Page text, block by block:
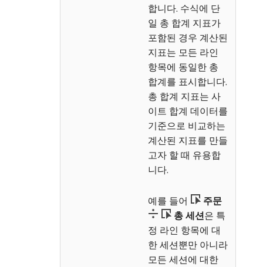
합니다. 수식에 단
일 총 합계 지표가
포함된 경우 계산된
지표는 모든 라인
항목에 동일한 총
합계를 표시합니다.
총 합계 지표는 사
이트 합계 데이터를
기준으로 비교하는
계산된 지표를 만들
고자 할 때 유용합
니다.
예를 들어
주문
총 세션​은 특
정 라인 항목에 대
한 세션뿐만 아니라
모든 세션에 대한